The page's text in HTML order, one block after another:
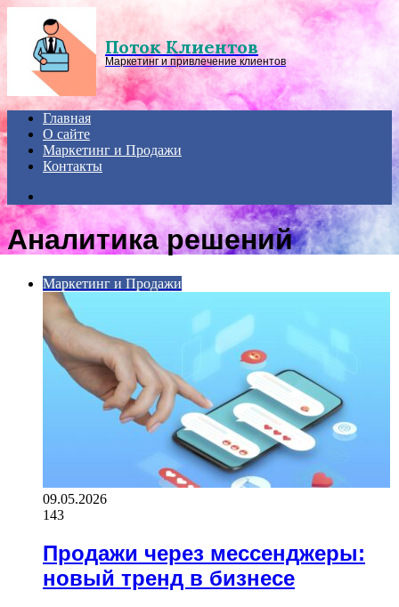
Поток Клиентов
Маркетинг и привлечение клиентов
Главная
О сайте
Маркетинг и Продажи
Контакты
for
Аналитика решений
Маркетинг и Продажи
09.05.2026
143
Продажи через мессенджеры:
новый тренд в бизнесе